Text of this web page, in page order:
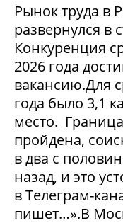
Рынок труда в
развернулся в
Конкуренция
2026 года
вакансию.Для
года было 3,1
место.
пройдена,
в два с
назад, и это
в Телеграм-
пишет…».В